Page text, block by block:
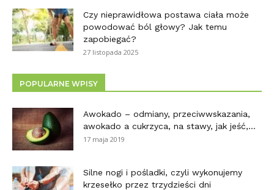
Czy nieprawidłowa postawa ciała może
powodować ból głowy? Jak temu
zapobiegać?
27 listopada 2025
POPULARNE WPISY
Awokado – odmiany, przeciwwskazania,
awokado a cukrzyca, na stawy, jak jeść,...
17 maja 2019
Silne nogi i pośladki, czyli wykonujemy
krzesełko przez trzydzieści dni